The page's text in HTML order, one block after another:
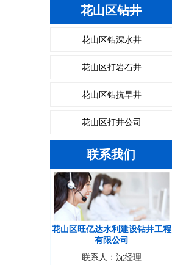
花山区钻井
花山区钻深水井
花山区打岩石井
花山区钻抗旱井
花山区打井公司
联系我们
花山区旺亿达水利建设钻井工程
有限公司
联系人：沈经理